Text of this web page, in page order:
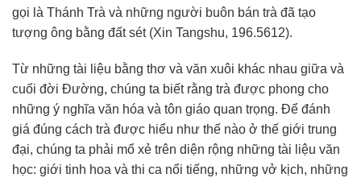
gọi là Thánh Trà và những người buôn bán trà đã tạo
tượng ông bằng đất sét (Xin Tangshu, 196.5612).
Từ những tài liệu bằng thơ và văn xuôi khác nhau giữa và
cuối đời Đường, chúng ta biết rằng trà được phong cho
những ý nghĩa văn hóa và tôn giáo quan trọng. Để đánh
giá đúng cách trà được hiểu như thế nào ở thế giới trung
đại, chúng ta phải mổ xẻ trên diện rộng những tài liệu văn
học: giới tinh hoa và thi ca nổi tiếng, những vở kịch, những